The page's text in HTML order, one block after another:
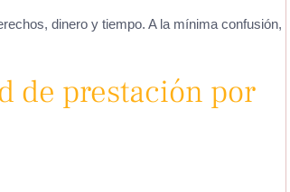
dinero y tiempo. A la mínima confusión,
de prestación por